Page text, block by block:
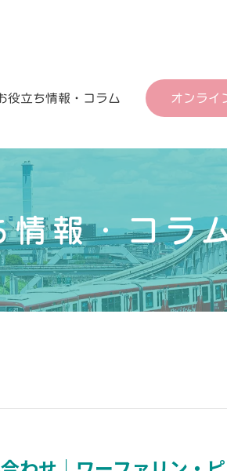
役立ち情報・コラム オンライ
情報・コラ